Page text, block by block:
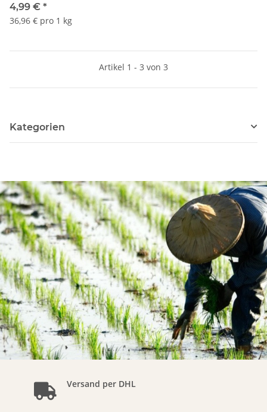
4,99 € *
36,96 € pro 1 kg
Artikel 1 - 3 von 3
Kategorien
Versand per DHL